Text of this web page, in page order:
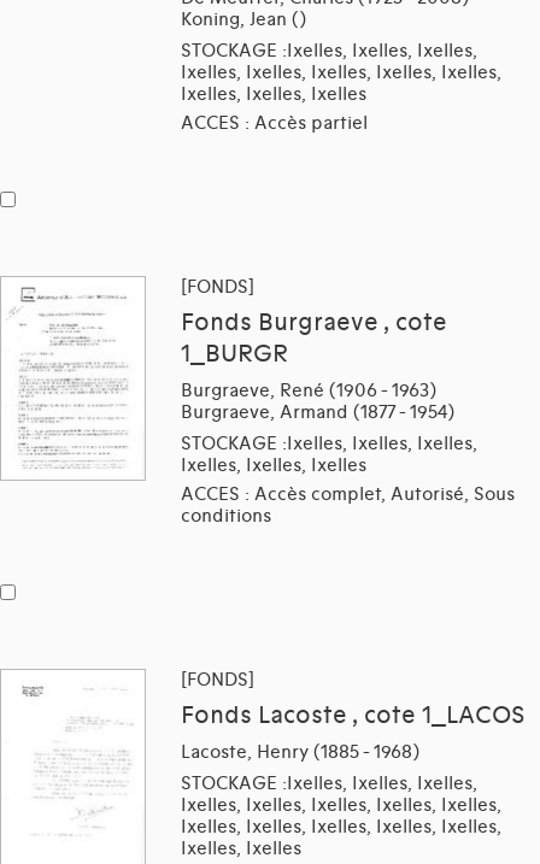
Koning, Jean ()
STOCKAGE :Ixelles, Ixelles, Ixelles,
Ixelles, Ixelles, Ixelles, Ixelles, Ixelles,
Ixelles, Ixelles, Ixelles
ACCES : Accès partiel
[FONDS]
Fonds Burgraeve , cote
1_BURGR
Burgraeve, René (1906 - 1963)
Burgraeve, Armand (1877 - 1954)
STOCKAGE :Ixelles, Ixelles, Ixelles,
Ixelles, Ixelles, Ixelles
ACCES : Accès complet, Autorisé, Sous
conditions
[FONDS]
Fonds Lacoste , cote 1_LACOS
Lacoste, Henry (1885 - 1968)
STOCKAGE :Ixelles, Ixelles, Ixelles,
Ixelles, Ixelles, Ixelles, Ixelles, Ixelles,
Ixelles, Ixelles, Ixelles, Ixelles, Ixelles,
Ixelles, Ixelles